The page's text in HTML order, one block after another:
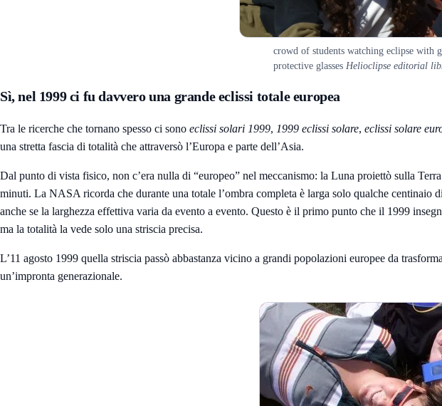
crowd of students watching eclipse with
protective glasses Helioclipse editorial
Sì, nel 1999 ci fu davvero una grande eclissi totale europea
Tra le ricerche che tornano spesso ci sono eclissi solari 1999, 1999 eclissi solare, eclissi solare
una stretta fascia di totalità che attraversò l’Europa e parte dell’Asia.
Dal punto di vista fisico, non c’era nulla di “europeo” nel meccanismo: la Luna proiettò sulla
minuti. La NASA ricorda che durante una totale l’ombra completa è larga solo qualche
anche se la larghezza effettiva varia da evento a evento. Questo è il primo punto che il 1999
ma la totalità la vede solo una striscia precisa.
L’11 agosto 1999 quella striscia passò abbastanza vicino a grandi popolazioni europee da
un’impronta generazionale.